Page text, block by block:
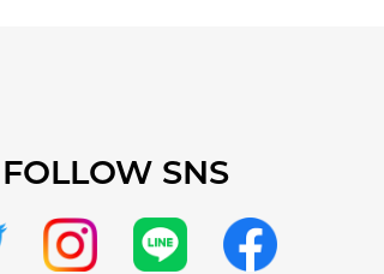
FOLLOW SNS